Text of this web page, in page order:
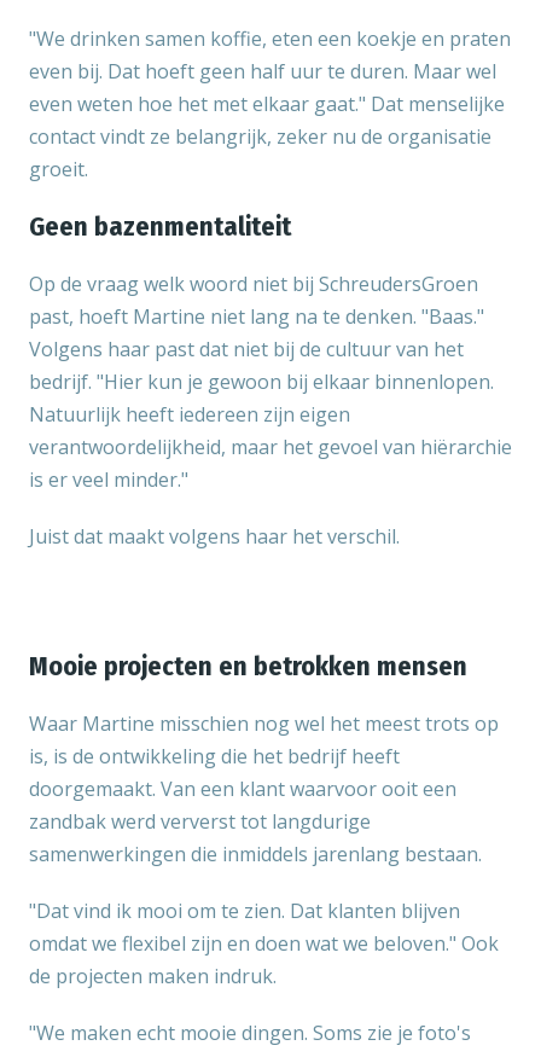
"We drinken samen koffie, eten een koekje en praten
even bij. Dat hoeft geen half uur te duren. Maar wel
even weten hoe het met elkaar gaat." Dat menselijke
contact vindt ze belangrijk, zeker nu de organisatie
groeit.
Geen bazenmentaliteit
Op de vraag welk woord niet bij SchreudersGroen
past, hoeft Martine niet lang na te denken. "Baas."
Volgens haar past dat niet bij de cultuur van het
bedrijf. "Hier kun je gewoon bij elkaar binnenlopen.
Natuurlijk heeft iedereen zijn eigen
verantwoordelijkheid, maar het gevoel van hiërarchie
is er veel minder."
Juist dat maakt volgens haar het verschil.
Mooie projecten en betrokken mensen
Waar Martine misschien nog wel het meest trots op
is, is de ontwikkeling die het bedrijf heeft
doorgemaakt. Van een klant waarvoor ooit een
zandbak werd ververst tot langdurige
samenwerkingen die inmiddels jarenlang bestaan.
"Dat vind ik mooi om te zien. Dat klanten blijven
omdat we flexibel zijn en doen wat we beloven." Ook
de projecten maken indruk.
"We maken echt mooie dingen. Soms zie je foto's